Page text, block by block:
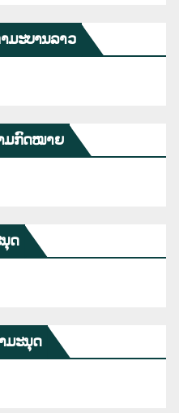
ມະບານລາວ
ມກົດໝາຍ
ດ
ມະນຸດ